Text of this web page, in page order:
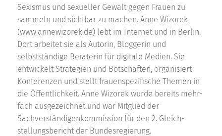
Sexismus und sexueller Gewalt gegen Frauen zu
sammeln und sichtbar zu machen. Anne Wizorek
(www.annewizorek.de) lebt im Internet und in Berlin.
Dort arbeitet sie als Autorin, Bloggerin und
selbstständige Beraterin für digitale Medien. Sie
entwickelt Strategien und Botschaften, organisiert
Konferenzen und stellt frauenspezifische Themen in
die Öffentlichkeit. Anne Wizorek wurde bereits mehr-
fach ausgezeichnet und war Mitglied der
Sachverständigenkommission für den 2. Gleich-
stellungsbericht der Bundesregierung.